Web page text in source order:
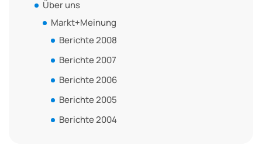
Über uns
Markt+Meinung
Berichte 2008
Berichte 2007
Berichte 2006
Berichte 2005
Berichte 2004